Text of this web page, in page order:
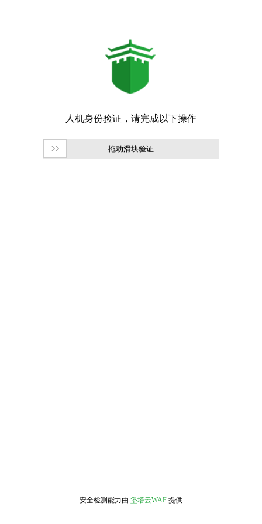
拖动滑块验证
安全检测能力由 堡塔云WAF 提供